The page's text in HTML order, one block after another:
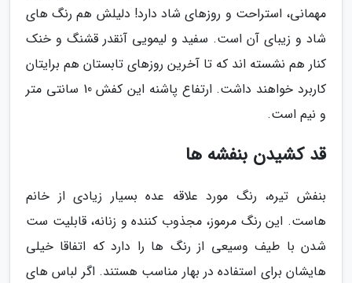
مهمانی، استراحت و روزهای شاد دارد! دلیلش هم رنگ های
شاد و زیبای آن است. سفید و لیمویی آنقدر قشنگ و خنک
کنار هم نشسته اند که تا آخرین روزهای تابستان هم برایتان
کاربرد خواهند داشت. ارتفاع پاشنه این کفش 10 سانتی متر
و نیم است.
قد کشیدن بنفشه ها
بنفش تیره، رنگ مورد علاقه عده بسیار زیادی از خانم
هاست. این رنگ مرموز، مجذوب کننده و زنانه، قابلیت ست
شدن با طیف وسیعی از رنگ ها را دارد که اتفاقا خیلی
هایشان برای استفاده در بهار مناسب هستند. اگر لباس های